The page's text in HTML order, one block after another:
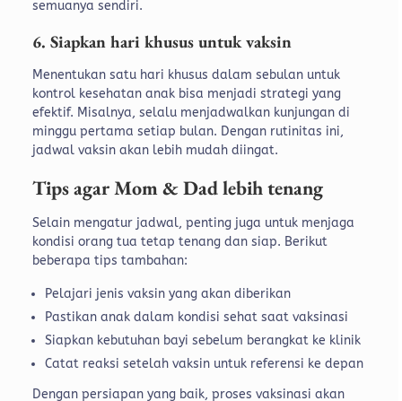
semuanya sendiri.
6. Siapkan hari khusus untuk vaksin
Menentukan satu hari khusus dalam sebulan untuk
kontrol kesehatan anak bisa menjadi strategi yang
efektif. Misalnya, selalu menjadwalkan kunjungan di
minggu pertama setiap bulan. Dengan rutinitas ini,
jadwal vaksin akan lebih mudah diingat.
Tips agar Mom & Dad lebih tenang
Selain mengatur jadwal, penting juga untuk menjaga
kondisi orang tua tetap tenang dan siap. Berikut
beberapa tips tambahan:
Pelajari jenis vaksin yang akan diberikan
Pastikan anak dalam kondisi sehat saat vaksinasi
Siapkan kebutuhan bayi sebelum berangkat ke klinik
Catat reaksi setelah vaksin untuk referensi ke depan
Dengan persiapan yang baik, proses vaksinasi akan